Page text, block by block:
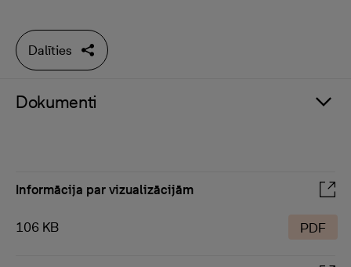
Dalīties
Dokumenti
Informācija par vizualizācijām
106 KB PDF